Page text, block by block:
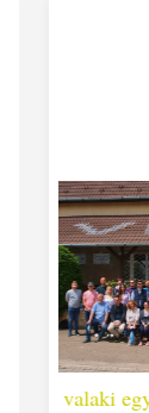
borász #26 -